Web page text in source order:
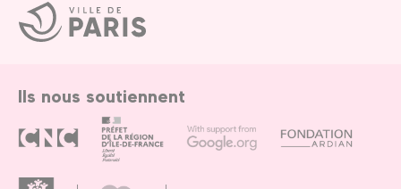
Ville
de
Paris
Ils nous soutiennent